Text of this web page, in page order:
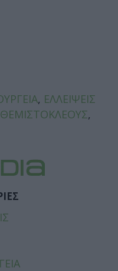
, ΕΛΛΕΙΨΕΙΣ
,